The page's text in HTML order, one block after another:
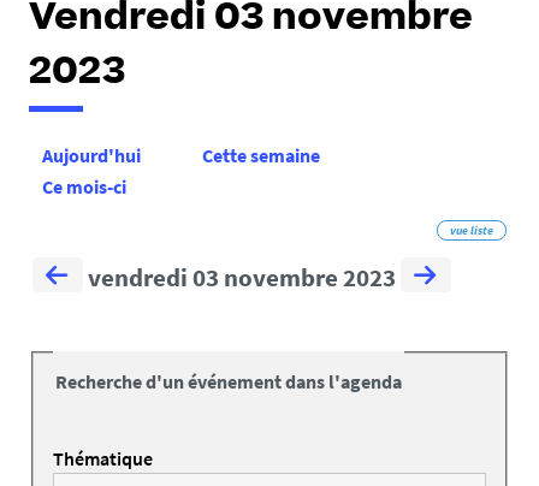
Vendredi 03 novembre
2023
Aujourd'hui
Cette semaine
Ce mois-ci
vue liste
vendredi 03 novembre 2023
Recherche d'un événement dans l'agenda
Thématique